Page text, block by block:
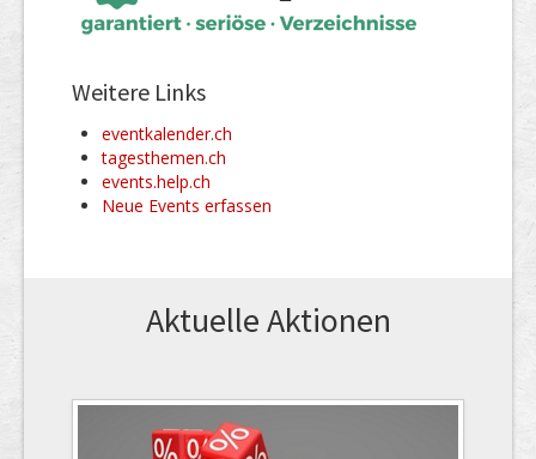
Weitere Links
eventkalender.ch
tagesthemen.ch
events.help.ch
Neue Events erfassen
Aktuelle Aktionen